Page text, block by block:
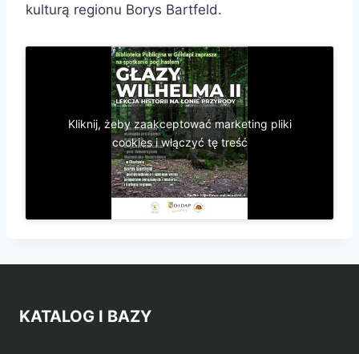
kulturą regionu Borys Bartfeld.
Kliknij, żeby zaakceptować marketing pliki
cookies i włączyć tę treść
KATALOG I BAZY